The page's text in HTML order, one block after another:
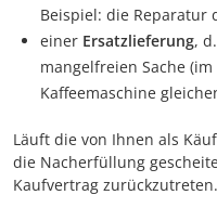
Beispiel: die Reparatur
einer Ersatzlieferung,
mangelfreien Sache
Kaffeemaschine
Läuft die von Ihnen als
die Nacherfüllung
Kaufvertrag zurückzutreten.